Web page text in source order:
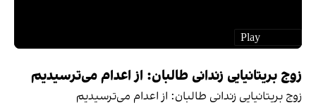
زوج بریتانیایی زندانی طالبان: از اعدام می‌ترسیدیم
زوج بریتانیایی زندانی طالبان: از اعدام می‌ترسیدیم